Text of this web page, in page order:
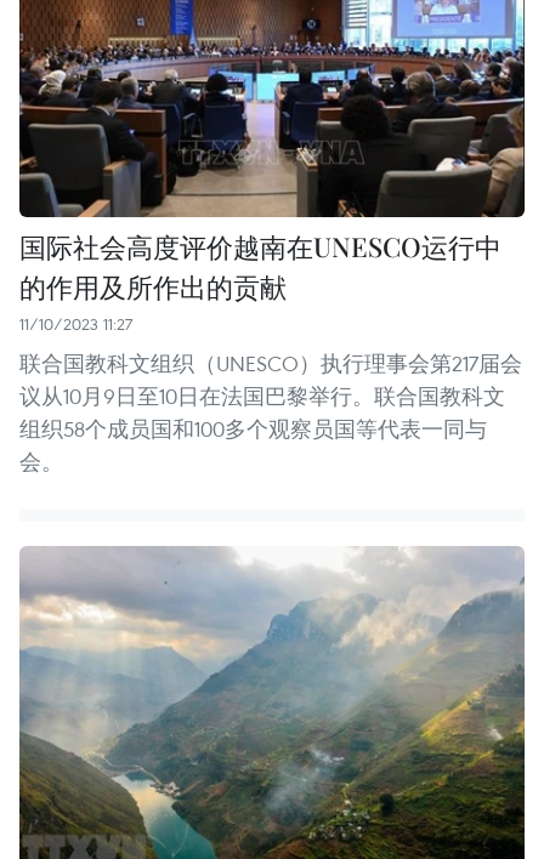
国际社会高度评价越南在UNESCO运行中
的作用及所作出的贡献
11/10/2023 11:27
联合国教科文组织（UNESCO）执行理事会第217届会
议从10月9日至10日在法国巴黎举行。联合国教科文
组织58个成员国和100多个观察员国等代表一同与
会。